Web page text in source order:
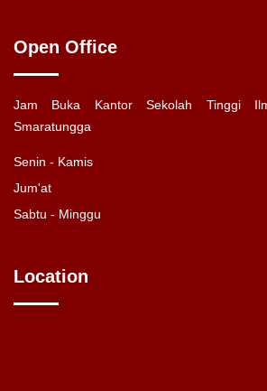
Open Office
Jam Buka Kantor Sekolah Tinggi
Smaratungga
Senin - Kamis
Jum'at
Sabtu - Minggu
Location